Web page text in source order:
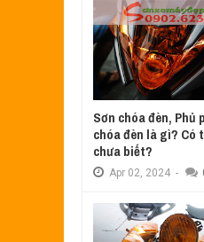
Sơn chóa đèn, Phủ
chóa đèn là gì? Có
chưa biết?
Apr 02, 2024 -